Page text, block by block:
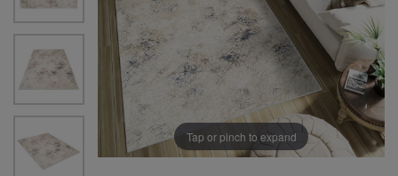
Tap or pinch to expand